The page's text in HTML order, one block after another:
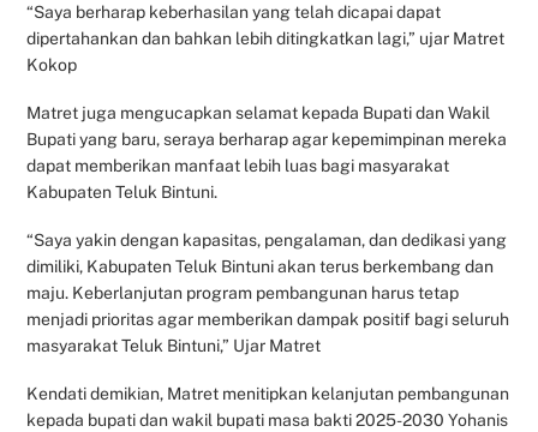
“Saya berharap keberhasilan yang telah dicapai dapat
dipertahankan dan bahkan lebih ditingkatkan lagi,” ujar Matret
Kokop
Matret juga mengucapkan selamat kepada Bupati dan Wakil
Bupati yang baru, seraya berharap agar kepemimpinan mereka
dapat memberikan manfaat lebih luas bagi masyarakat
Kabupaten Teluk Bintuni.
“Saya yakin dengan kapasitas, pengalaman, dan dedikasi yang
dimiliki, Kabupaten Teluk Bintuni akan terus berkembang dan
maju. Keberlanjutan program pembangunan harus tetap
menjadi prioritas agar memberikan dampak positif bagi seluruh
masyarakat Teluk Bintuni,” Ujar Matret
Kendati demikian, Matret menitipkan kelanjutan pembangunan
kepada bupati dan wakil bupati masa bakti 2025-2030 Yohanis